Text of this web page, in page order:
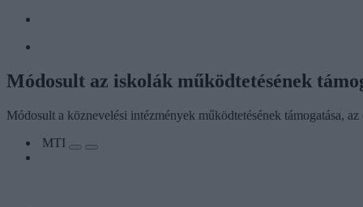
Módosult az iskolák működtetésének
Módosult a köznevelési intézmények működtetésének támogatása,
MTI